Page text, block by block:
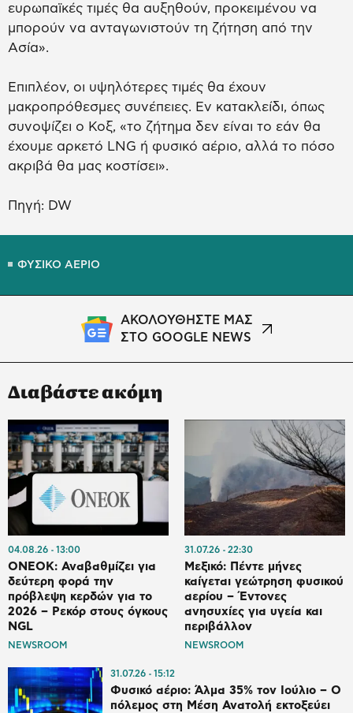
ευρωπαϊκές τιμές θα αυξηθούν, προκειμένου να
μπορούν να ανταγωνιστούν τη ζήτηση από την
Ασία».
Επιπλέον, οι υψηλότερες τιμές θα έχουν
μακροπρόθεσμες συνέπειες. Εν κατακλείδι, όπως
συνοψίζει ο Κοξ, «το ζήτημα δεν είναι το εάν θα
έχουμε αρκετό LNG ή φυσικό αέριο, αλλά το πόσο
ακριβά θα μας κοστίσει».
Πηγή: DW
ΦΥΣΙΚΟ ΑΕΡΙΟ
ΑΚΟΛΟΥΘΗΣΤΕ ΜΑΣ
ΣΤΟ GOOGLE NEWS
Διαβάστε ακόμη
04.08.26 13:00
ONEOK: Αναβαθμίζει για
δεύτερη φορά την
πρόβλεψη κερδών για το
2026 – Ρεκόρ στους όγκους
NGL
NEWSROOM
31.07.26 22:30
Μεξικό: Πέντε μήνες
καίγεται γεώτρηση φυσικού
αερίου – Έντονες
ανησυχίες για υγεία και
περιβάλλον
NEWSROOM
31.07.26 15:12
Φυσικό αέριο: Άλμα 35% τον Ιούλιο – Ο
πόλεμος στη Μέση Ανατολή εκτοξεύει